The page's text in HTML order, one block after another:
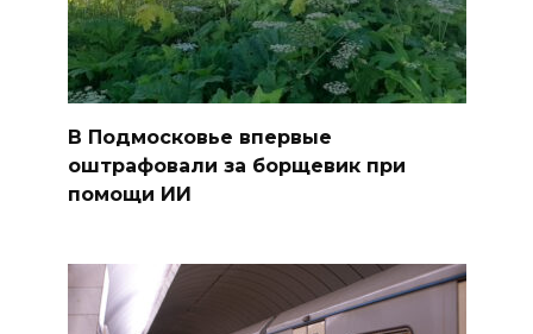
В Подмосковье впервые
оштрафовали за борщевик при
помощи ИИ